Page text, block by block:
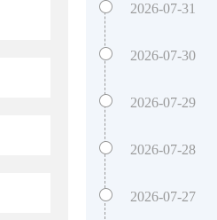
2026-07-31
2026-07-30
2026-07-29
2026-07-28
2026-07-27